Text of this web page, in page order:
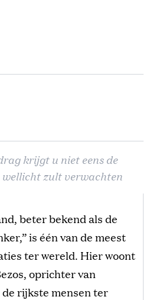
krijgt u niet eens de
wellicht zult verwachten
beter bekend als de
is één van de meest
ter wereld. Hier woont
oprichter van
de rijkste mensen ter